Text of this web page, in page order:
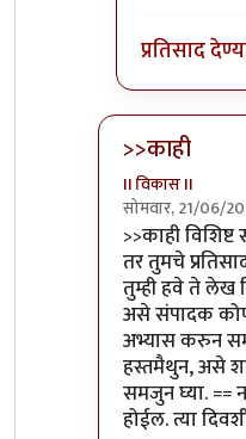
प्रतिसाद
>>काही
II विकास II
सोमवार, 21/06/
In reply to
>>काही
तर तुमचे
तुम्ही हवे ते लेख
असे संपादक
अभ्यास करुन
हस्तमैथुन, असे
समजुन घ्या. ==
होईल. त्या